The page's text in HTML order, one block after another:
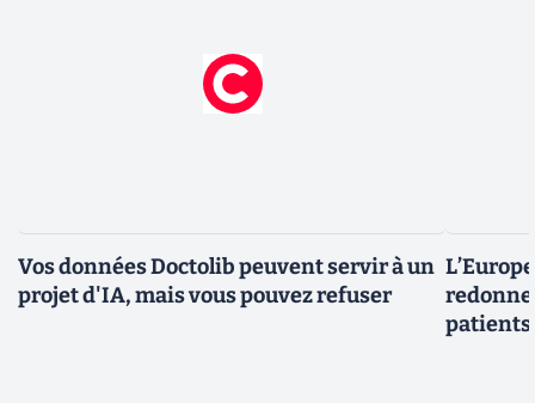
Vos données Doctolib peuvent servir à un
projet d'IA, mais vous pouvez refuser
patients